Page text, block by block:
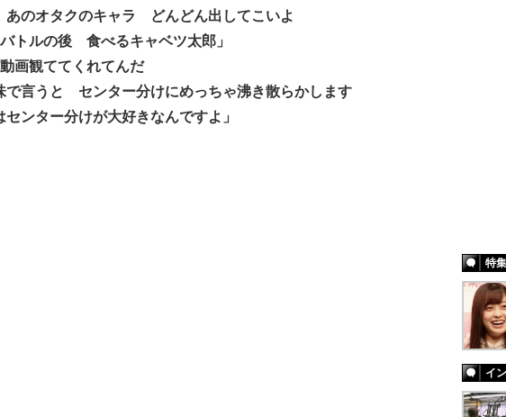
クのキャラ どんどん出してこいよ
後 食べるキャベツ太郎」
観ててくれてんだ
センター分けにめっちゃ沸き散らかします
分けが大好きなんですよ」
特集
イ